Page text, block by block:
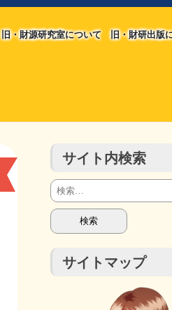
旧・財源研究室について 旧・財研出版
サイト内検索
検
索:
サイトマップ